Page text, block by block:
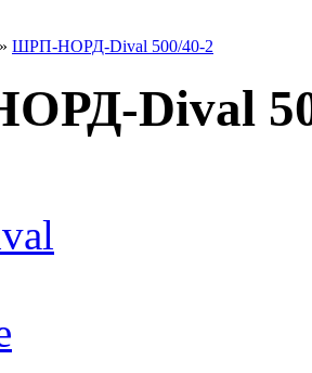
» ШРП-НОРД-Dival 500/40-2
Dival